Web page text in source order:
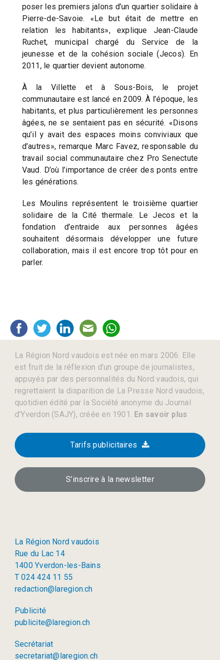
poser les premiers jalons d’un quartier solidaire à
Pierre-de-Savoie. «Le but était de mettre en
relation les habitants», explique Jean-Claude
Ruchet, municipal chargé du Service de la
jeunesse et de la cohésion sociale (Jecos). En
2011, le quartier devient autonome.
À la Villette et à Sous-Bois, le projet
communautaire est lancé en 2009. À l’époque, les
habitants, et plus particulièrement les personnes
âgées, ne se sentaient pas en sécurité. «Disons
qu’il y avait des espaces moins conviviaux que
d’autres», remarque Marc Favez, responsable du
travail social communautaire chez Pro Senectute
Vaud. D’où l’importance de créer des ponts entre
les générations.
Les Moulins représentent le troisième quartier
solidaire de la Cité thermale. Le Jecos et la
fondation d’entraide aux personnes âgées
souhaitent désormais développer une future
collaboration, mais il est encore trop tôt pour en
parler.
La Région Nord vaudois est née en mars 2006. Elle
est fruit de la réflexion d’un groupe de journalistes,
appuyés par des personnalités du Nord vaudois, qui
regrettaient la disparition de La Presse Nord vaudois,
quotidien édité par la Société anonyme du Journal
d’Yverdon (SAJY), créée en 1901. En savoir plus
Tarifs publicitaires
S’inscrire à la newsletter
La Région Nord vaudois
Rue du Lac 14
1400 Yverdon-les-Bains
T 024 424 11 55
redaction@laregion.ch
Publicité
publicite@laregion.ch
Secrétariat
secretariat@laregion.ch